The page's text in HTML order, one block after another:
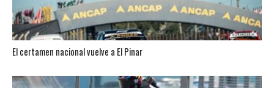
El certamen nacional vuelve a El Pinar